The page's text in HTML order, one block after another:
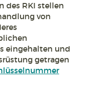
des RKI stellen
von
eingehalten und
getragen